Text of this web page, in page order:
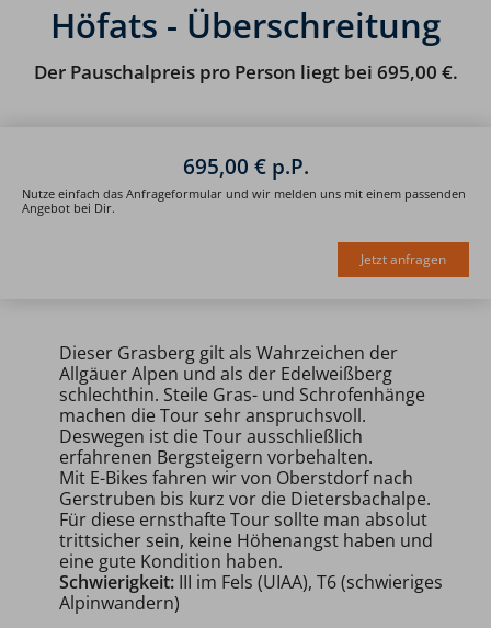
Höfats - Überschreitung
Der Pauschalpreis pro Person liegt bei 695,00 €.
695,00 € p.P.
Nutze einfach das Anfrageformular und wir melden uns mit einem passenden
Angebot bei Dir.
Jetzt anfragen
Dieser Grasberg gilt als Wahrzeichen der
Allgäuer Alpen und als der Edelweißberg
schlechthin. Steile Gras- und Schrofenhänge
machen die Tour sehr anspruchsvoll.
Deswegen ist die Tour ausschließlich
erfahrenen Bergsteigern vorbehalten.
Mit E-Bikes fahren wir von Oberstdorf nach
Gerstruben bis kurz vor die Dietersbachalpe.
Für diese ernsthafte Tour sollte man absolut
trittsicher sein, keine Höhenangst haben und
eine gute Kondition haben.
Schwierigkeit: III im Fels (UIAA), T6 (schwieriges
Alpinwandern)